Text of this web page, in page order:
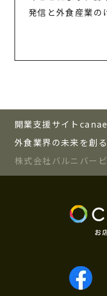
発信と外食産業の
開業支援サイト
外食業界の未来を創
株式会社バルニバー